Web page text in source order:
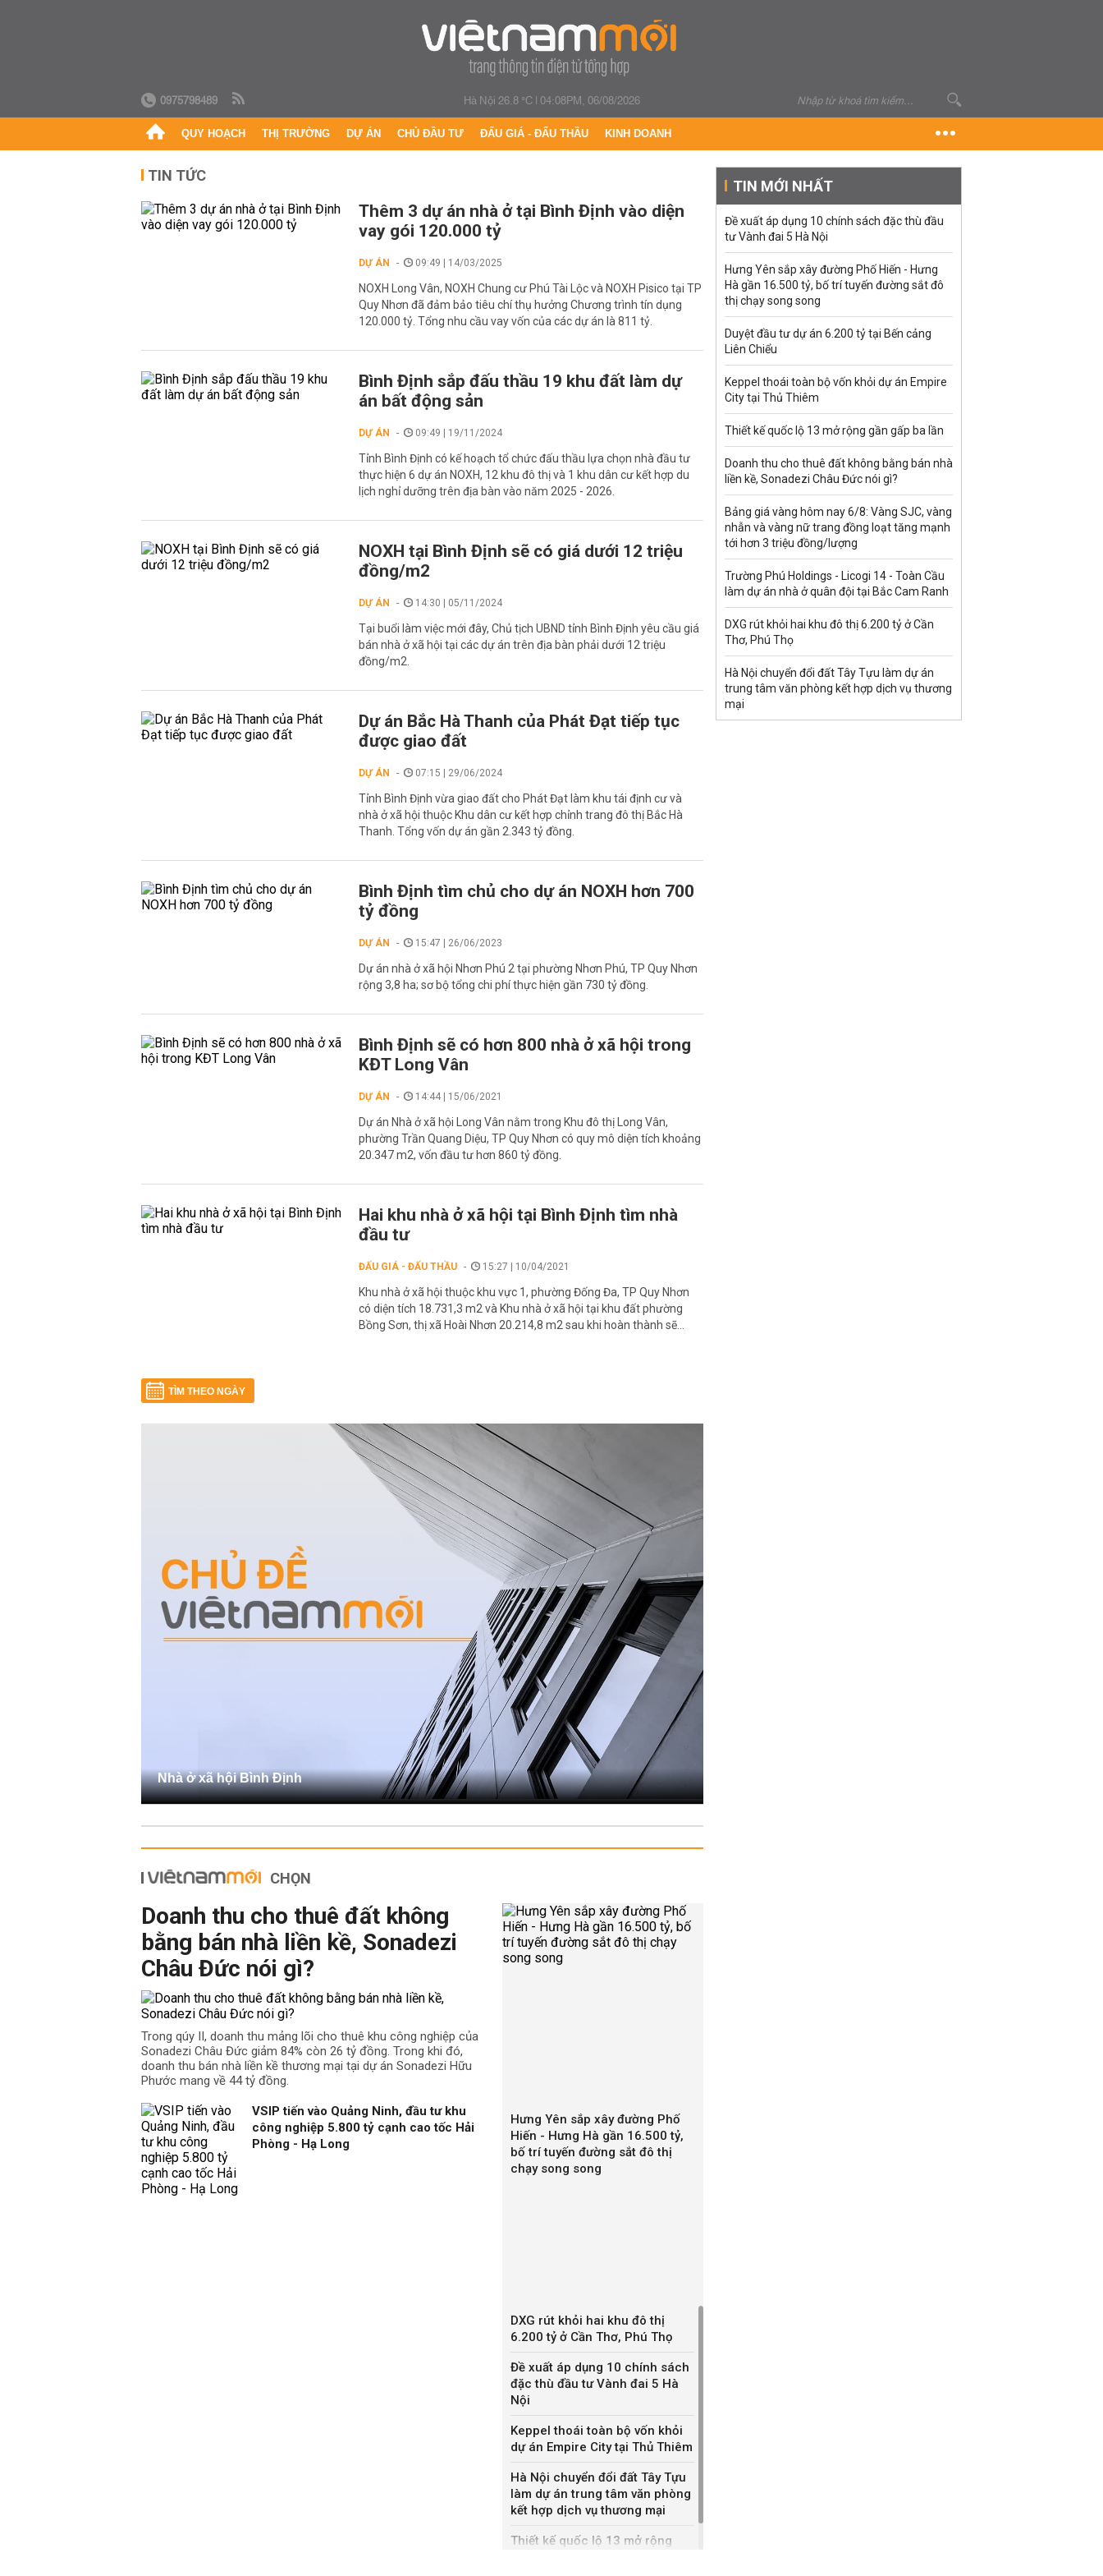
0975798489 Hà Nội 26.8 °C|04:08PM, 06/08/2026
QUY HOẠCH THỊ TRƯỜNG DỰ ÁN CHỦ ĐẦU TƯ ĐẤU GIÁ - ĐẤU THẦU KINH DOANH
TIN TỨC
Thêm 3 dự án nhà ở tại Bình Định vào diện
vay gói 120.000 tỷ
DỰ ÁN 09:49 | 14/03/2025
NOXH Long Vân, NOXH Chung cư Phú Tài Lộc và NOXH Pisico tại TP
Quy Nhơn đã đảm bảo tiêu chí thụ hưởng Chương trình tín dụng
120.000 tỷ. Tổng nhu cầu vay vốn của các dự án là 811 tỷ.
Bình Định sắp đấu thầu 19 khu đất làm dự
án bất động sản
DỰ ÁN 09:49 | 19/11/2024
Tỉnh Bình Định có kế hoạch tổ chức đấu thầu lựa chọn nhà đầu tư
thực hiện 6 dự án NOXH, 12 khu đô thị và 1 khu dân cư kết hợp du
lịch nghỉ dưỡng trên địa bàn vào năm 2025 - 2026.
NOXH tại Bình Định sẽ có giá dưới 12 triệu
đồng/m2
DỰ ÁN 14:30 | 05/11/2024
Tại buổi làm việc mới đây, Chủ tịch UBND tỉnh Bình Định yêu cầu giá
bán nhà ở xã hội tại các dự án trên địa bàn phải dưới 12 triệu
đồng/m2.
Dự án Bắc Hà Thanh của Phát Đạt tiếp tục
được giao đất
DỰ ÁN 07:15 | 29/06/2024
Tỉnh Bình Định vừa giao đất cho Phát Đạt làm khu tái định cư và
nhà ở xã hội thuộc Khu dân cư kết hợp chỉnh trang đô thị Bắc Hà
Thanh. Tổng vốn dự án gần 2.343 tỷ đồng.
Bình Định tìm chủ cho dự án NOXH hơn 700
tỷ đồng
DỰ ÁN 15:47 | 26/06/2023
Dự án nhà ở xã hội Nhơn Phú 2 tại phường Nhơn Phú, TP Quy Nhơn
rộng 3,8 ha; sơ bộ tổng chi phí thực hiện gần 730 tỷ đồng.
Bình Định sẽ có hơn 800 nhà ở xã hội trong
KĐT Long Vân
DỰ ÁN 14:44 | 15/06/2021
Dự án Nhà ở xã hội Long Vân nằm trong Khu đô thị Long Vân,
phường Trần Quang Diệu, TP Quy Nhơn có quy mô diện tích khoảng
20.347 m2, vốn đầu tư hơn 860 tỷ đồng.
Hai khu nhà ở xã hội tại Bình Định tìm nhà
đầu tư
ĐẤU GIÁ - ĐẤU THẦU 15:27 | 10/04/2021
Khu nhà ở xã hội thuộc khu vực 1, phường Đống Đa, TP Quy Nhơn
có diện tích 18.731,3 m2 và Khu nhà ở xã hội tại khu đất phường
Bồng Sơn, thị xã Hoài Nhơn 20.214,8 m2 sau khi hoàn thành sẽ...
TÌM THEO NGÀY
Nhà ở xã hội Bình Định
CHỌN
Doanh thu cho thuê đất không
bằng bán nhà liền kề, Sonadezi
Châu Đức nói gì?
Trong qúy II, doanh thu mảng lõi cho thuê khu công nghiệp của
Sonadezi Châu Đức giảm 84% còn 26 tỷ đồng. Trong khi đó,
doanh thu bán nhà liền kề thương mại tại dự án Sonadezi Hữu
Phước mang về 44 tỷ đồng.
VSIP tiến vào Quảng Ninh, đầu tư khu
công nghiệp 5.800 tỷ cạnh cao tốc Hải
Phòng - Hạ Long
Hưng Yên sắp xây đường Phố
Hiến - Hưng Hà gần 16.500 tỷ,
bố trí tuyến đường sắt đô thị
chạy song song
DXG rút khỏi hai khu đô thị
6.200 tỷ ở Cần Thơ, Phú Thọ
Đề xuất áp dụng 10 chính sách
đặc thù đầu tư Vành đai 5 Hà
Nội
Keppel thoái toàn bộ vốn khỏi
dự án Empire City tại Thủ Thiêm
Hà Nội chuyển đổi đất Tây Tựu
làm dự án trung tâm văn phòng
kết hợp dịch vụ thương mại
Thiết kế quốc lộ 13 mở rộng
TIN MỚI NHẤT
Đề xuất áp dụng 10 chính sách đặc thù đầu
tư Vành đai 5 Hà Nội
Hưng Yên sắp xây đường Phố Hiến - Hưng
Hà gần 16.500 tỷ, bố trí tuyến đường sắt đô
thị chạy song song
Duyệt đầu tư dự án 6.200 tỷ tại Bến cảng
Liên Chiểu
Keppel thoái toàn bộ vốn khỏi dự án Empire
City tại Thủ Thiêm
Thiết kế quốc lộ 13 mở rộng gần gấp ba lần
Doanh thu cho thuê đất không bằng bán nhà
liền kề, Sonadezi Châu Đức nói gì?
Bảng giá vàng hôm nay 6/8: Vàng SJC, vàng
nhẫn và vàng nữ trang đồng loạt tăng mạnh
tới hơn 3 triệu đồng/lượng
Trường Phú Holdings - Licogi 14 - Toàn Cầu
làm dự án nhà ở quân đội tại Bắc Cam Ranh
DXG rút khỏi hai khu đô thị 6.200 tỷ ở Cần
Thơ, Phú Thọ
Hà Nội chuyển đổi đất Tây Tựu làm dự án
trung tâm văn phòng kết hợp dịch vụ thương
mại